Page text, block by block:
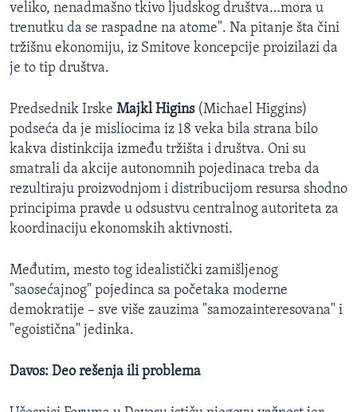
veliko, nenadmašno tkivo ljudskog društva…mora u
trenutku da se raspadne na atome". Na pitanje šta čini
tržišnu ekonomiju, iz Smitove koncepcije proizilazi da
je to tip društva.
​Predsednik Irske Majkl Higins (Michael Higgins)
podseća da je misliocima iz 18 veka bila strana bilo
kakva distinkcija između tržišta i društva. Oni su
smatrali da akcije autonomnih pojedinaca treba da
rezultiraju proizvodnjom i distribucijom resursa shodno
principima pravde u odsustvu centralnog autoriteta za
koordinaciju ekonomskih aktivnosti.
Međutim, mesto tog idealistički zamišljenog
"saosećajnog" pojedinca sa početaka moderne
demokratije – sve više zauzima "samozainteresovana" i
"egoistična" jedinka.
Davos: Deo rešenja ili problema